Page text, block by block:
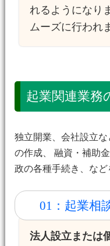
れるようになり
ムーズに行われ
起業関連業務
独立開業、会社設立
の作成、 融資・補助
政の各種手続き、など
01：起業相
法人設立または